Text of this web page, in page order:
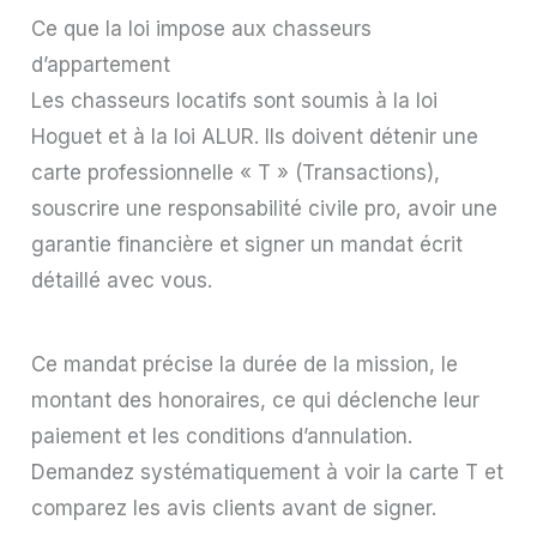
Ce que la loi impose aux chasseurs
d’appartement
Les chasseurs locatifs sont soumis à la loi
Hoguet et à la loi ALUR. Ils doivent détenir une
carte professionnelle « T » (Transactions),
souscrire une responsabilité civile pro, avoir une
garantie financière et signer un mandat écrit
détaillé avec vous.
Ce mandat précise la durée de la mission, le
montant des honoraires, ce qui déclenche leur
paiement et les conditions d’annulation.
Demandez systématiquement à voir la carte T et
comparez les avis clients avant de signer.